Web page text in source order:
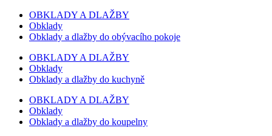
OBKLADY A DLAŽBY
Obklady
Obklady a dlažby do obývacího pokoje
OBKLADY A DLAŽBY
Obklady
Obklady a dlažby do kuchyně
OBKLADY A DLAŽBY
Obklady
Obklady a dlažby do koupelny